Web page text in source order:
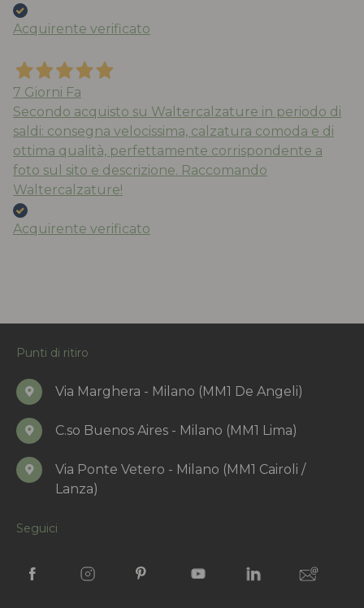
Acquirente verificato
7 Giorni Fa
Secondo acquisto su Waltercalzature in periodo di
saldi: consegna velocissima, calzatura comoda e di
ottima qualità, perfettamente corrispondente a
foto sul sito e descrizione. Raccomando
Waltercalzature!
Acquirente verificato
Punti di ritiro
Via Marghera - Milano (MM1 De Angeli)
C.so Buenos Aires - Milano (MM1 Lima)
Via Ponte Vetero - Milano (MM1 Cairoli /
Lanza)
Seguici